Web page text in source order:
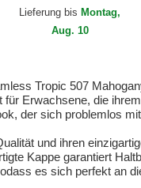
Lieferung bis Montag,
Aug. 10
Tropic 507
für Erwachsene, die
der sich problemlos
und ihren
Kappe garantiert
es sich perfekt an